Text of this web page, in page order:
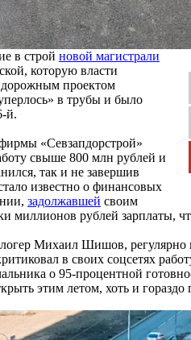
в строй новой магистрали
которую власти
проектом
в трубы и было
й.
«Севзапдорстрой»
свыше 800 млн рублей и
так и не завершив
известно о финансовых
задолжавшей своим
миллионов рублей зарплаты,
Михаил Шишов,
в своих соцсетях
о 95-процентной
этим летом, хоть и гораздо